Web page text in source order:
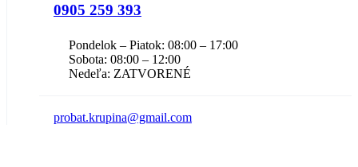
0905 259 393
Pondelok – Piatok: 08:00 – 17:00
Sobota: 08:00 – 12:00
Nedeľa: ZATVORENÉ
probat.krupina@gmail.com